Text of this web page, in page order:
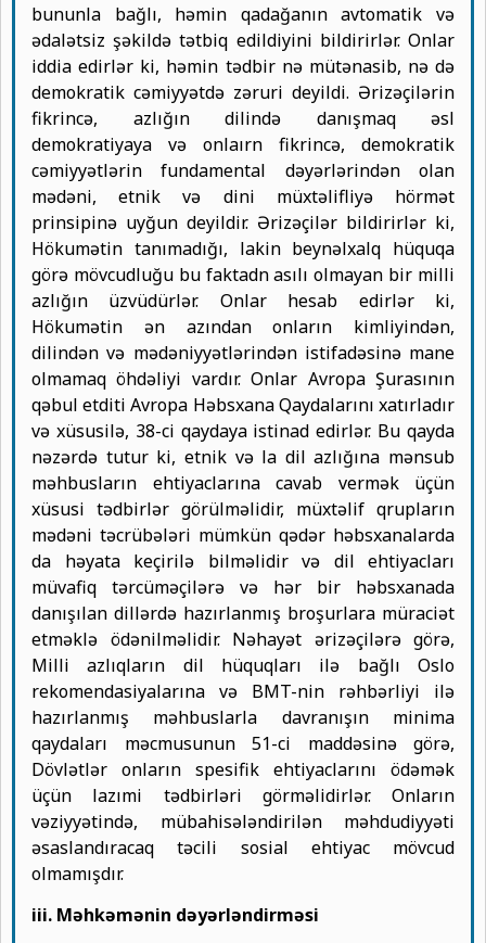
bununla bağlı, həmin qadağanın avtomatik və
ədalətsiz şəkildə tətbiq edildiyini bildirirlər. Onlar
iddia edirlər ki, həmin tədbir nə mütənasib, nə də
demokratik cəmiyyətdə zəruri deyildi. Ərizəçilərin
fikrincə, azlığın dilində danışmaq əsl
demokratiyaya və onlaırn fikrincə, demokratik
cəmiyyətlərin fundamental dəyərlərindən olan
mədəni, etnik və dini müxtəlifliyə hörmət
prinsipinə uyğun deyildir. Ərizəçilər bildirirlər ki,
Hökumətin tanımadığı, lakin beynəlxalq hüquqa
görə mövcudluğu bu faktadn asılı olmayan bir milli
azlığın üzvüdürlər. Onlar hesab edirlər ki,
Hökumətin ən azından onların kimliyindən,
dilindən və mədəniyyətlərindən istifadəsinə mane
olmamaq öhdəliyi vardır. Onlar Avropa Şurasının
qəbul etditi Avropa Həbsxana Qaydalarını xatırladır
və xüsusilə, 38-ci qaydaya istinad edirlər. Bu qayda
nəzərdə tutur ki, etnik və la dil azlığına mənsub
məhbusların ehtiyaclarına cavab vermək üçün
xüsusi tədbirlər görülməlidir, müxtəlif qrupların
mədəni təcrübələri mümkün qədər həbsxanalarda
da həyata keçirilə bilməlidir və dil ehtiyacları
müvafiq tərcüməçilərə və hər bir həbsxanada
danışılan dillərdə hazırlanmış broşurlara müraciət
etməklə ödənilməlidir. Nəhayət ərizəçilərə görə,
Milli azlıqların dil hüquqları ilə bağlı Oslo
rekomendasiyalarına və BMT-nin rəhbərliyi ilə
hazırlanmış məhbuslarla davranışın minima
qaydaları məcmusunun 51-ci maddəsinə görə,
Dövlətlər onların spesifik ehtiyaclarını ödəmək
üçün lazımi tədbirləri görməlidirlər. Onların
vəziyyətində, mübahisələndirilən məhdudiyyəti
əsaslandıracaq təcili sosial ehtiyac mövcud
olmamışdır.
iii. Məhkəmənin dəyərləndirməsi